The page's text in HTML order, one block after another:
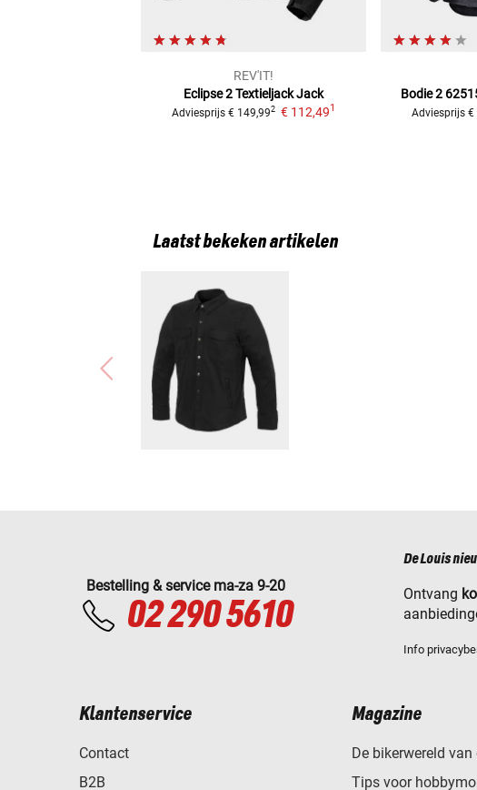
REV'IT!
Eclipse 2 TextieljackJack
Adviesprijs € 149,992 € 112,491
Bodie 2
Adviesprijs €
Laatst bekeken artikelen
Bestelling & service ma-za 9-20
02 290 5610
De Louis
Ontvang
Info
Klantenservice
Contact
B2B
Magazine
De bikerwereld
Tips voor